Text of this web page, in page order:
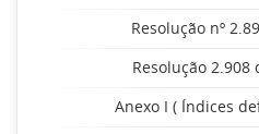
Resolução nº
Resolução 2.908
Anexo I ( Índices